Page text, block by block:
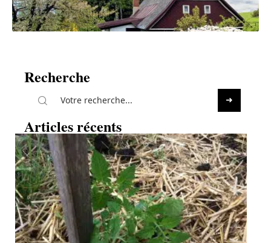
Recherche
Articles récents